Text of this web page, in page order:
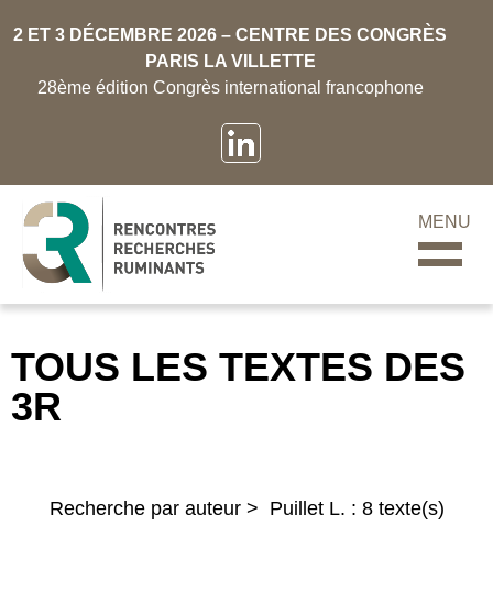
2 ET 3 DÉCEMBRE 2026 – CENTRE DES CONGRÈS
PARIS LA VILLETTE
28ème édition Congrès international francophone
MENU
TOUS LES TEXTES DES
3R
Recherche par auteur > Puillet L. : 8 texte(s)